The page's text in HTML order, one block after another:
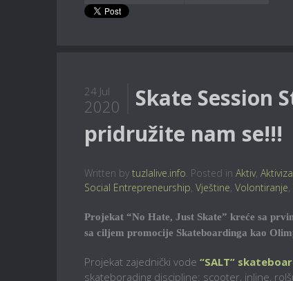
24 Jul
2020
Skate Session
pridružite nam se!!!
Written by tuzlalive.info. Posted in Aktiv,
Social Entrepreneurship, Vještine, Volontiranje,
Projekat “No Hate, Just Skate” kreće sa
sa ciljem promocije Skateboardinga kao
Projekat zajednički vode “SALT”
skateborading discipline: scooter, inline,